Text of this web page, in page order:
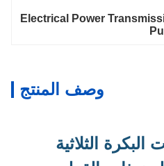
Electrical Power
وصف المنتج
الثلاثية